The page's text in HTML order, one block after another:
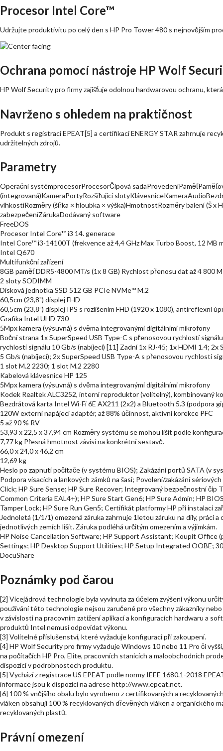
Procesor Intel Core™
Udržujte produktivitu po celý den s HP Pro Tower 480 s nejnovějším
Ochrana pomocí nástroje HP Wolf
HP Wolf Security pro firmy zajišťuje odolnou hardwarovou ochranu,
Navrženo s ohledem na praktičnost
Produkt s registrací EPEAT[5] a certifikací ENERGY STAR zahrnuje
udržitelných zdrojů.
Parametry
Operační systémprocesorProcesorČipová
(integrovaná)KameraPortyRozšiřující
vlhkostiRozměry (šířka × hloubka × výška)HmotnostRozměry balení (Š x
zabezpečeníZárukaDodávaný software
FreeDOS
Procesor Intel Core™ i3 14. generace
Intel Core™ i3-14100T (frekvence až 4,4 GHz Max Turbo Boost, 12 MB
Intel Q670
Multifunkční zařízení
8GB paměť DDR5-4800 MT/s (1x 8 GB) Rychlost přenosu dat až 4 800
2 sloty SODIMM
Disková jednotka SSD 512 GB PCIe NVMe™ M.2
60,5cm (23,8") displej FHD
60,5cm (23,8”) displej IPS s rozlišením FHD (1920 x 1080), antireflexní
Grafika Intel UHD 730
5Mpx kamera (výsuvná) s dvěma integrovanými digitálními mikrofony
Boční strana 1x SuperSpeed USB Type-C s přenosovou rychlostí
rychlostí signálu 10 Gb/s (nabíjecí) [11] Zadní 1x RJ-45; 1x HDMI 1.4;
5 Gb/s (nabíjecí); 2x SuperSpeed USB Type-A s přenosovou rychlostí
1 slot M.2 2230; 1 slot M.2 2280
Kabelová klávesnice HP 125
5Mpx kamera (výsuvná) s dvěma integrovanými digitálními mikrofony
Kodek Realtek ALC3252, interní reproduktor (volitelný), kombinovaný
Bezdrátová karta Intel Wi-Fi 6E AX211 (2x2) a Bluetooth 5.3 (podpora
120W externí napájecí adaptér, až 88% účinnost, aktivní korekce PFC
5 až 90 % RV
53,93 x 22,5 x 37,94 cm Rozměry systému se mohou lišit podle
7,77 kg Přesná hmotnost závisí na konkrétní sestavě.
66,0 x 24,0 x 46,2 cm
12,69 kg
Heslo po zapnutí počítače (v systému BIOS); Zakázání portů SATA (v
Podpora visacích a lankových zámků na šasi; Povolení/zakázání
Click; HP Sure Sense; HP Sure Recover; Integrovaný bezpečnostní
Common Criteria EAL4+); HP Sure Start Gen6; HP Sure Admin; HP
Tamper Lock; HP Sure Run Gen5; Certifikát platformy HP při instalaci
Jednoletá (1/1/1) omezená záruka zahrnuje 1letou záruku na díly, práci a
jednotlivých zemích lišit. Záruka podléhá určitým omezením a výjimkám.
HP Noise Cancellation Software; HP Support Assistant; Koupit Office
Settings; HP Desktop Support Utilities; HP Setup Integrated OOBE;
DocuShare
Poznámky pod čarou
[2] Vícejádrová technologie byla vyvinuta za účelem zvýšení výkonu
používání této technologie nejsou zaručené pro všechny zákazníky
v závislosti na pracovním zatížení aplikací a konfiguracích hardwaru a
produktů Intel nemusí odpovídat výkonu.
[3] Volitelné příslušenství, které vyžaduje konfiguraci při zakoupení.
[4] HP Wolf Security pro firmy vyžaduje Windows 10 nebo 11 Pro či
na počítačích HP Pro, Elite, pracovních stanicích a maloobchodních
dispozici v podrobnostech produktu.
[5] Vychází z registrace US EPEAT podle normy IEEE 1680.1-2018
informace jsou k dispozici na adrese http://www.epeat.net.
[6] 100 % vnějšího obalu bylo vyrobeno z certifikovaných a
vláken obsahují 100 % recyklovaných dřevěných vláken a organického
recyklovaných plastů.
Právní omezení